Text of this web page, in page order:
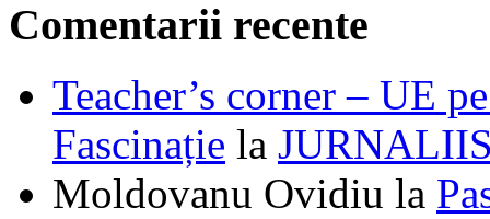
Comentarii recente
Teacher’s corner – UE
Fascinație la
Moldovanu Ovidiu la